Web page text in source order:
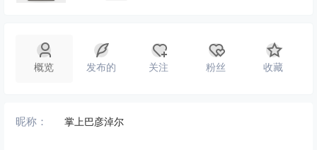
概览 发布的 关注 粉丝 收藏
昵称： 掌上巴彦淖尔